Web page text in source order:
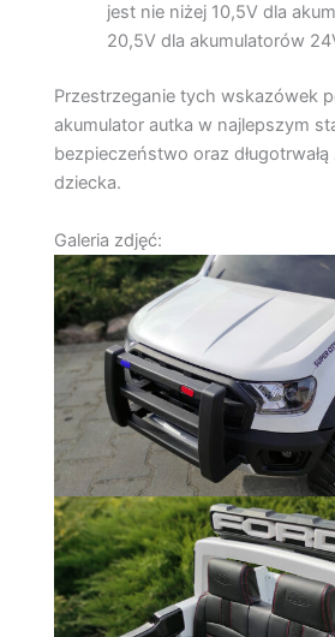
jest nie niżej 10,5V dla
20,5V dla akumulatorów
Przestrzeganie tych wskazówek
akumulator autka w najlepszym
bezpieczeństwo oraz
dziecka.
Galeria zdjęć: